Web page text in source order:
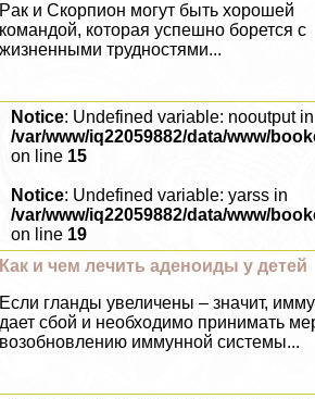
Paк и Скорпион могут быть хорошей
комaндой, которая успешно борется с
жизненными трудностями...
Notice: Undefined variable: nooutput in
/var/www/iq22059882/data/www/
on line 15
Notice: Undefined variable: yarss in
/var/www/iq22059882/data/www/
on line 19
Как и чем лечить аденоиды у детей
Если гланды увеличены – значит,
дает сбой и необходимо принимать
возобновлению иммунной системы...